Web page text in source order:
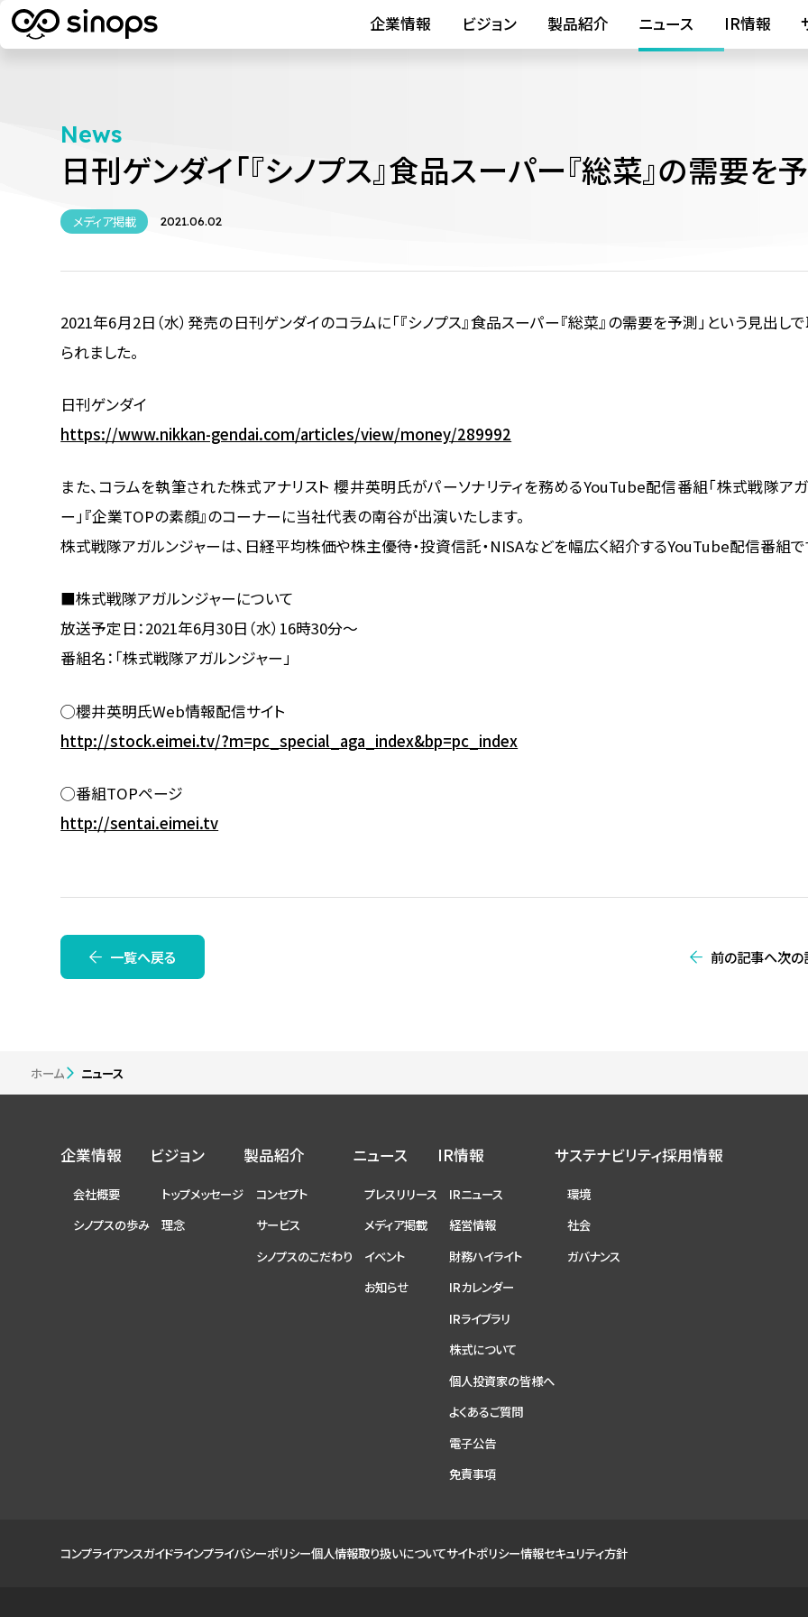
企業情報 ビジョン 製品紹介 ニュース IR情報
News
日刊ゲンダイ「『シノプス』食品スーパー『総菜』の需要を
メディア掲載 2021.06.02
2021年6月2日（水）発売の日刊ゲンダイのコラムに「『シノプス』食品スーパー『総菜』の需要を予測」という見出し
られました。
日刊ゲンダイ
https://www.nikkan-gendai.com/articles/view/money/289992
また、コラムを執筆された株式アナリスト 櫻井英明氏がパーソナリティを務めるYouTube配信番組「株式戦隊ア
ー」『企業TOPの素顔』のコーナーに当社代表の南谷が出演いたします。
株式戦隊アガルンジャーは、日経平均株価や株主優待・投資信託・NISAなどを幅広く紹介するYouTube配信番組で
■株式戦隊アガルンジャーについて
放送予定日：2021年6月30日（水）16時30分～
番組名：「株式戦隊アガルンジャー」
◯櫻井英明氏Web情報配信サイト
http://stock.eimei.tv/?m=pc_special_aga_index&bp=pc_index
◯番組TOPページ
http://sentai.eimei.tv
前の記事へ次の
一覧へ戻る
ホーム ニュース
企業情報
会社概要
シノプスの歩み
ビジョン
トップメッセージ
理念
製品紹介
コンセプト
サービス
シノプスのこだわり
ニュース
プレスリリース
メディア掲載
イベント
お知らせ
IR情報
IRニュース
経営情報
財務ハイライト
IRカレンダー
IRライブラリ
株式について
個人投資家の皆様へ
よくあるご質問
電子公告
免責事項
サステナビリティ
環境
社会
ガバナンス
採用情報
コンプライアンスガイドラインプライバシーポリシー個人情報取り扱いについてサイトポリシー情報セキュリティ方針